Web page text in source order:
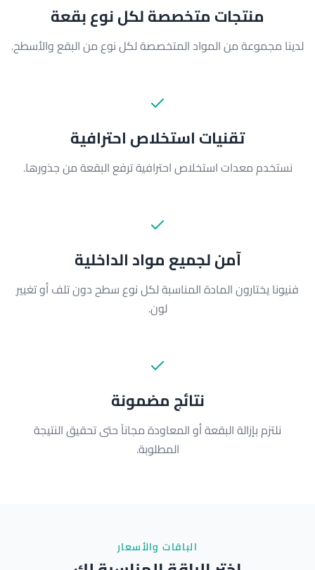
منتجات متخصصة لكل نوع بقعة
لدينا مجموعة من المواد المتخصصة لكل نوع من البقع والأسطح.
تقنيات استخلاص احترافية
نستخدم معدات استخلاص احترافية ترفع البقعة من جذورها.
آمن لجميع مواد الداخلية
فنيونا يختارون المادة المناسبة لكل نوع سطح دون تلف أو تغيير
لون.
نتائج مضمونة
نلتزم بإزالة البقعة أو المعاودة مجاناً حتى تحقيق النتيجة
المطلوبة.
الباقات والأسعار